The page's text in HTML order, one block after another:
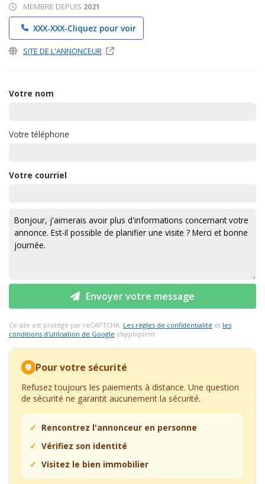
MEMBRE DEPUIS 2021
XXX-XXX-Cliquez pour voir
SITE DE L'ANNONCEUR
Votre nom
Votre téléphone
Votre courriel
Envoyer votre message
Ce site est protégé par reCAPTCHA. Les règles de confidentialité et les
conditions d'utilisation de Google s'appliquent.
Pour votre sécurité
Refusez toujours les paiements à distance. Une question
de sécurité ne garantit aucunement la sécurité.
Rencontrez l'annonceur en personne
Vérifiez son identité
Visitez le bien immobilier